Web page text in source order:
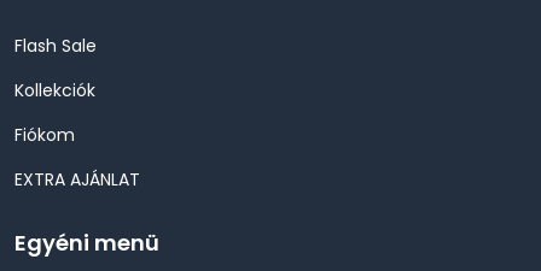
Flash Sale
Kollekciók
Fiókom
EXTRA AJÁNLAT
Egyéni menü